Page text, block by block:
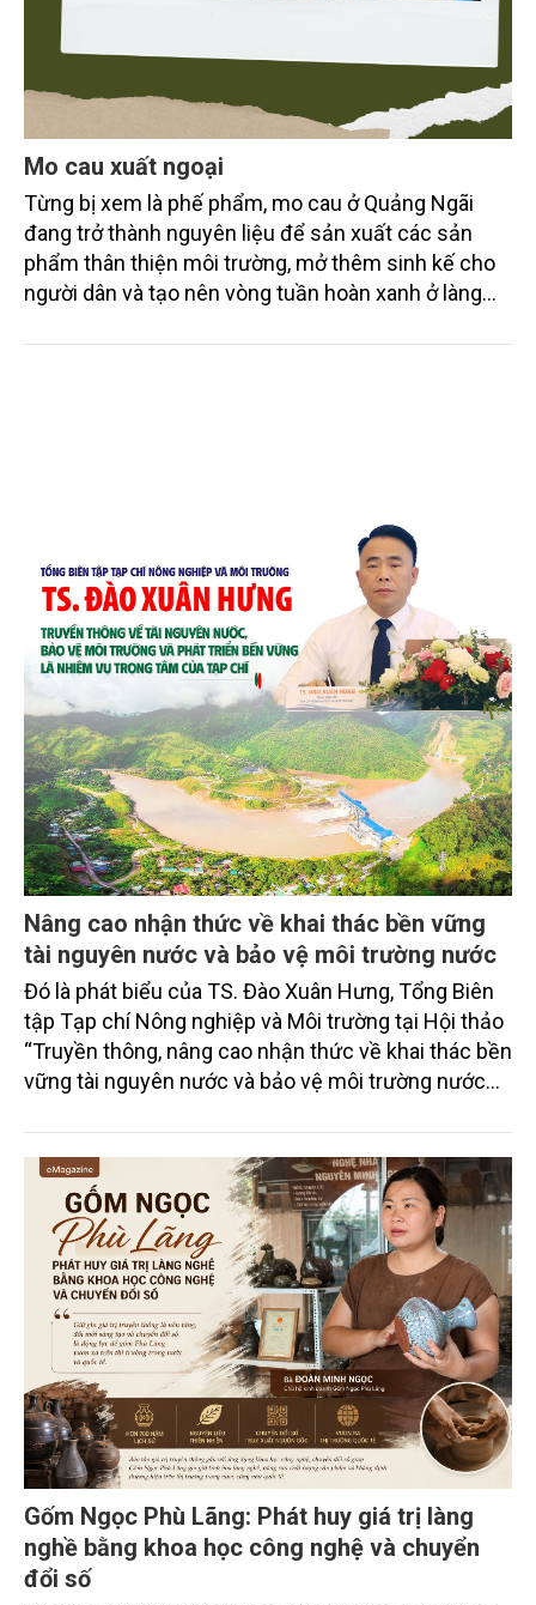
Mo cau xuất ngoại
Từng bị xem là phế phẩm, mo cau ở Quảng Ngãi
đang trở thành nguyên liệu để sản xuất các sản
phẩm thân thiện môi trường, mở thêm sinh kế cho
người dân và tạo nên vòng tuần hoàn xanh ở làng
chén, dĩa... từ mo cau đã được thị trường trong nước
Nâng cao nhận thức về khai thác bền vững
tài nguyên nước và bảo vệ môi trường nước
Đó là phát biểu của TS. Đào Xuân Hưng, Tổng Biên
tập Tạp chí Nông nghiệp và Môi trường tại Hội thảo
“Truyền thông, nâng cao nhận thức về khai thác bền
vững tài nguyên nước và bảo vệ môi trường nước
trường phối hợp với Sở Nông nghiệp và Môi trường
tỉnh Lai Châu tổ chức ngày 10/7/2026. Hội thảo thu
hút sự tham gia của hơn 100 đại biểu là lãnh đạo
các đơn vị thuộc Bộ Nông nghiệp và Môi trường,
chuyên gia, nhà khoa học, Sở Nông nghiệp và Môi
trường tỉnh Lai Châu và đại diện các cơ quan đơn vị
doanh nghiệp ở các tỉnh miền núi phía Bắc.
Gốm Ngọc Phù Lãng: Phát huy giá trị làng
nghề bằng khoa học công nghệ và chuyển
đổi số